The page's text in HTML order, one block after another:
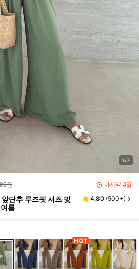
1/7
원 마지막 3일
단추 루즈핏 셔츠 및
름
4.80 (500+)